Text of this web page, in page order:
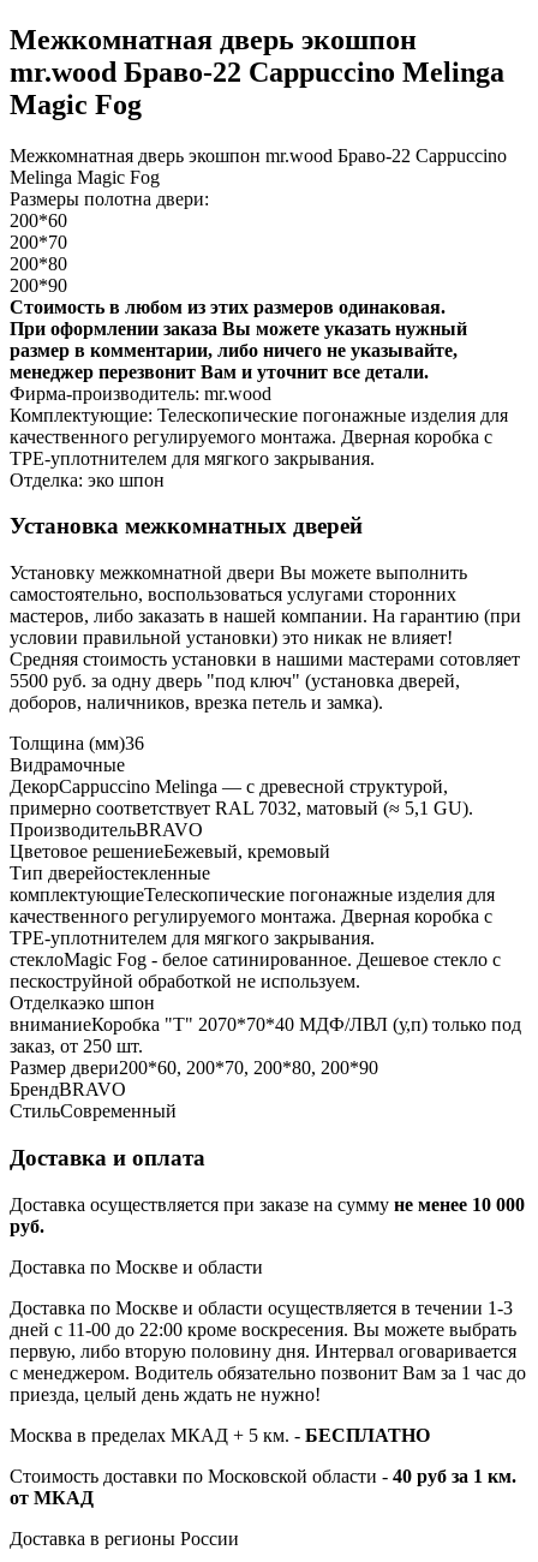
Межкомнатная дверь экошпон
mr.wood Браво-22 Cappuccino Melinga
Magic Fog
Межкомнатная дверь экошпон mr.wood Браво-22 Cappuccino
Melinga Magic Fog
Размеры полотна двери:
200*60
200*70
200*80
200*90
Стоимость в любом из этих размеров одинаковая.
При оформлении заказа Вы можете указать нужный
размер в комментарии, либо ничего не указывайте,
менеджер перезвонит Вам и уточнит все детали.
Фирма-производитель: mr.wood
Комплектующие: Телескопические погонажные изделия для
качественного регулируемого монтажа. Дверная коробка с
TPE-уплотнителем для мягкого закрывания.
Отделка: эко шпон
Установка межкомнатных дверей
Установку межкомнатной двери Вы можете выполнить
самостоятельно, воспользоваться услугами сторонних
мастеров, либо заказать в нашей компании. На гарантию (при
условии правильной установки) это никак не влияет!
Средняя стоимость установки в нашими мастерами сотовляет
5500 руб. за одну дверь "под ключ" (установка дверей,
доборов, наличников, врезка петель и замка).
Толщина (мм)36
Видрамочные
ДекорCappuccino Melinga — с древесной структурой,
примерно соответствует RAL 7032, матовый (≈ 5,1 GU).
ПроизводительBRAVO
Цветовое решениеБежевый, кремовый
Тип дверейостекленные
комплектующиеТелескопические погонажные изделия для
качественного регулируемого монтажа. Дверная коробка с
TPE-уплотнителем для мягкого закрывания.
стеклоMagic Fog - белое сатинированное. Дешевое стекло с
пескоструйной обработкой не используем.
Отделкаэко шпон
вниманиеКоробка "Т" 2070*70*40 МДФ/ЛВЛ (у,п) только под
заказ, от 250 шт.
Размер двери200*60, 200*70, 200*80, 200*90
БрендBRAVO
СтильСовременный
Доставка и оплата
Доставка осуществляется при заказе на сумму не менее 10 000
руб.
Доставка по Москве и области
Доставка по Москве и области осуществляется в течении 1-3
дней с 11-00 до 22:00 кроме воскресения. Вы можете выбрать
первую, либо вторую половину дня. Интервал оговаривается
с менеджером. Водитель обязательно позвонит Вам за 1 час до
приезда, целый день ждать не нужно!
Москва в пределах МКАД + 5 км. - БЕСПЛАТНО
Стоимость доставки по Московской области - 40 руб за 1 км.
от МКАД
Доставка в регионы России